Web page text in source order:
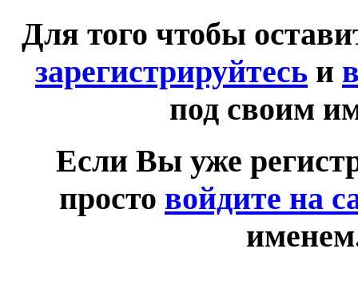
Для того чтобы
зарегистрируйтесь и
под своим
Если Вы уже
просто войдите на